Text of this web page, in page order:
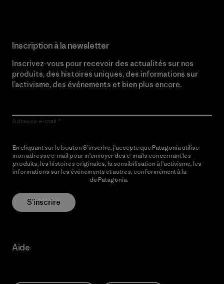
Inscription à la newsletter
Inscrivez-vous pour recevoir des actualités sur nos
produits, des histoires uniques, des informations sur
l’activisme, des événements et bien plus encore.
Adresse e-mail
En cliquant sur le bouton S’inscrire, j’accepte que Patagonia utilise
mon adresse e-mail pour m’envoyer des e-mails concernant les
produits, les histoires originales, la sensibilisation à l’activisme, les
informations sur les événements et autres, conformément à la
de Patagonia.
S’inscrire
Aide